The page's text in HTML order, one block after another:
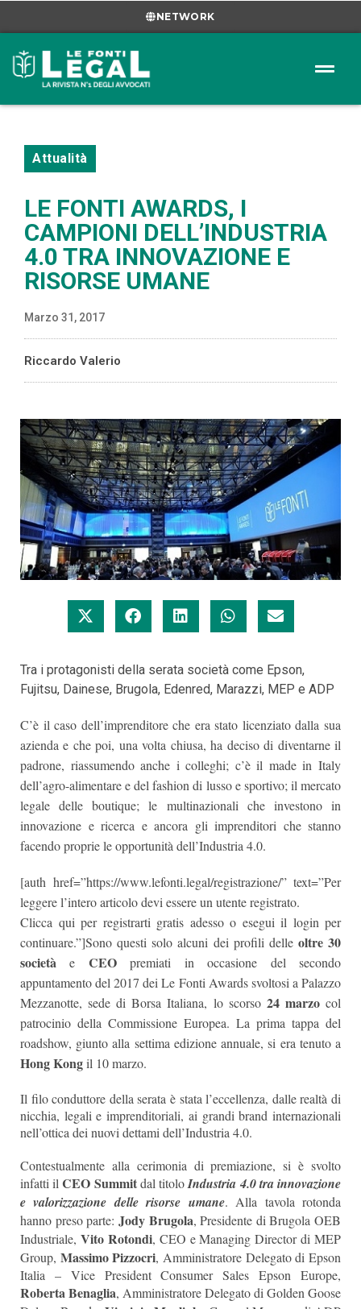
NETWORK
Attualità
LE FONTI AWARDS, I
CAMPIONI DELL’INDUSTRIA
4.0 TRA INNOVAZIONE E
RISORSE UMANE
Marzo 31, 2017
Riccardo Valerio
Tra i protagonisti della serata società come Epson,
Fujitsu, Dainese, Brugola, Edenred, Marazzi, MEP e ADP
C’è il caso dell’imprenditore che era stato licenziato dalla sua
azienda e che poi, una volta chiusa, ha deciso di diventarne il
padrone, riassumendo anche i colleghi; c’è il made in Italy
dell’agro-alimentare e del fashion di lusso e sportivo; il mercato
legale delle boutique; le multinazionali che investono in
innovazione e ricerca e ancora gli imprenditori che stanno
facendo proprie le opportunità dell’Industria 4.0.
[auth href=”https://www.lefonti.legal/registrazione/” text=”Per
leggere l’intero articolo devi essere un utente registrato.
Clicca qui per registrarti gratis adesso o esegui il login per
continuare.”]Sono questi solo alcuni dei profili delle oltre 30
società e CEOpremiati in occasione del secondo
appuntamento del 2017 dei Le Fonti Awards svoltosi a Palazzo
Mezzanotte, sede di Borsa Italiana, lo scorso 24 marzocol
patrocinio della Commissione Europea. La prima tappa del
roadshow, giunto alla settima edizione annuale, si era tenuto a
Hong Kongil 10 marzo.
Il filo conduttore della serata è stata l’eccellenza, dalle realtà di
nicchia, legali e imprenditoriali, ai grandi brand internazionali
nell’ottica dei nuovi dettami dell’Industria 4.0.
Contestualmente alla cerimonia di premiazione, si è svolto
infatti ilCEO Summitdal titoloIndustria 4.0 tra innovazione
e valorizzazione delle risorse umane. Alla tavola rotonda
hanno preso parte: Jody Brugola, Presidente di Brugola OEB
Industriale, Vito Rotondi, CEO e Managing Director di MEP
Group, Massimo Pizzocri, Amministratore Delegato di Epson
Italia – Vice President Consumer Sales Epson Europe,
Roberta Benaglia, Amministratore Delegato di Golden Goose